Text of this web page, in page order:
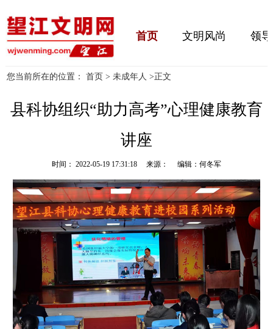
首页 文明风尚 领
您当前所在的位置： 首页 > 未成年人 >正文
县科协组织“助力高考”心理健康教育
讲座
时间： 2022-05-19 17:31:18 来源： 编辑：何冬军